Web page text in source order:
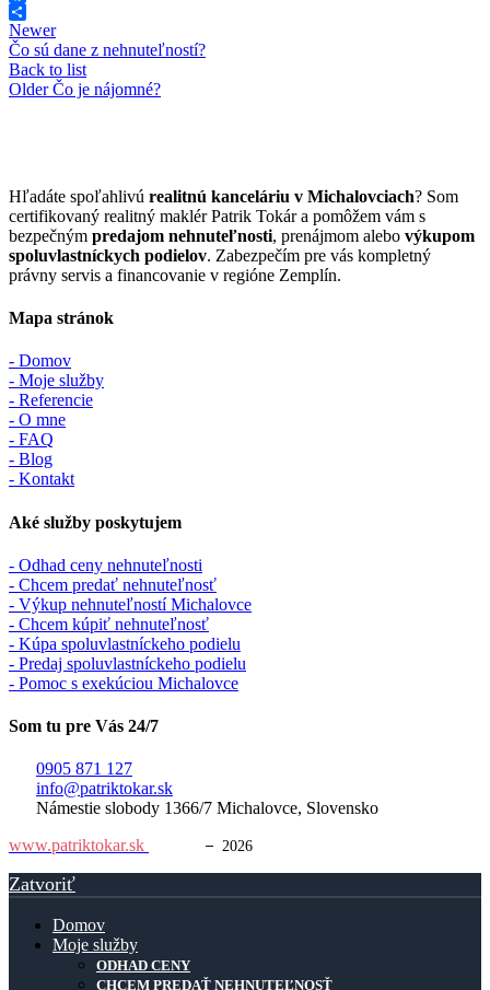
Facebook
Share
Newer
Čo sú dane z nehnuteľností?
Back to list
Older Čo je nájomné?
Hľadáte spoľahlivú realitnú kanceláriu v Michalovciach? Som
certifikovaný realitný maklér Patrik Tokár a pomôžem vám s
bezpečným predajom nehnuteľnosti, prenájmom alebo výkupom
spoluvlastníckych podielov. Zabezpečím pre vás kompletný
právny servis a financovanie v regióne Zemplín.
Mapa stránok
- Domov
- Moje služby
- Referencie
- O mne
- FAQ
- Blog
- Kontakt
Aké služby poskytujem
- Odhad ceny nehnuteľnosti
- Chcem predať nehnuteľnosť
- Výkup nehnuteľností Michalovce
- Chcem kúpiť nehnuteľnosť
- Kúpa spoluvlastníckeho podielu
- Predaj spoluvlastníckeho podielu
- Pomoc s exekúciou Michalovce
Som tu pre Vás 24/7
0905 871 127
info@patriktokar.sk
Námestie slobody 1366/7 Michalovce, Slovensko
www.patriktokar.sk
– 2026
Zatvoriť
Domov
Moje služby
ODHAD CENY
CHCEM PREDAŤ NEHNUTEĽNOSŤ